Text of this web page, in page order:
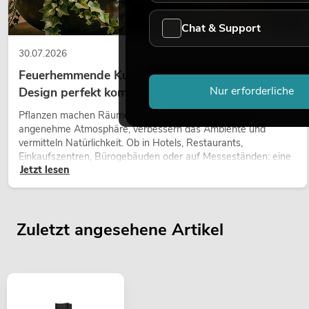
30.07.2026
Feuerhemmende Kunstpflanzen: Sicherheit und
Design perfekt kombiniert
Pflanzen machen Räume lebendig. Sie schaffen eine
angenehme Atmosphäre, verbessern das Ambiente und
vermitteln Natürlichkeit. Ob in Hotels, Restaurants,
Einkaufszentren, Bürogebäuden oder auf Messeständen: eine
hochwertige Begrünung gehört heute längst zum modernen
Raumkonzept.
Jetzt lesen
Zuletzt angesehene Artikel
Chat & Support
Nur erforderliche